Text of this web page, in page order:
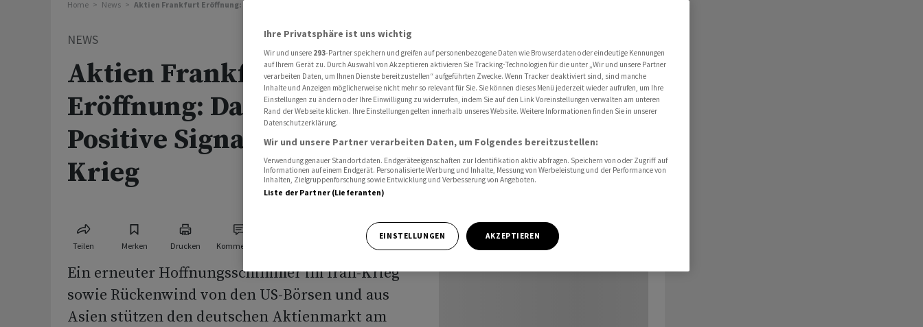
Home News Aktien Frankfurt Eröffnung: Dax im Plus - Positive Signale zu Iran-Krieg
NEWS
Aktien Frankfurt
Eröffnung: Dax im Plus -
Positive Signale zu Iran-
Krieg
Teilen Merken Drucken Kommentare
Ein erneuter Hoffnungsschimmer im Iran-Krieg
sowie Rückenwind von den US-Börsen und aus
Asien stützen den deutschen Aktienmarkt am
Ihre Privatsphäre ist uns wichtig
Wir und unsere 293-Partner speichern und greifen auf personenbezogene Daten wie Browserdaten oder eindeutige Kennungen
auf Ihrem Gerät zu. Durch Auswahl von Akzeptieren aktivieren Sie Tracking-Technologien für die unter „Wir und unsere Partner
verarbeiten Daten, um Ihnen Dienste bereitzustellen“ aufgeführten Zwecke. Wenn Tracker deaktiviert sind, sind manche
Inhalte und Anzeigen möglicherweise nicht mehr so relevant für Sie. Sie können dieses Menü jederzeit wieder aufrufen, um Ihre
Einstellungen zu ändern oder Ihre Einwilligung zu widerrufen, indem Sie auf den Link Voreinstellungen verwalten am unteren
Rand der Webseite klicken. Ihre Einstellungen gelten innerhalb unseres Website. Weitere Informationen finden Sie in unserer
Datenschutzerklärung.
Wir und unsere Partner verarbeiten Daten, um Folgendes bereitzustellen:
Verwendung genauer Standortdaten. Endgeräteeigenschaften zur Identifikation aktiv abfragen. Speichern von oder Zugriff auf
Informationen auf einem Endgerät. Personalisierte Werbung und Inhalte, Messung von Werbeleistung und der Performance von
Inhalten, Zielgruppenforschung sowie Entwicklung und Verbesserung von Angeboten.
Liste der Partner (Lieferanten)
EINSTELLUNGEN AKZEPTIEREN